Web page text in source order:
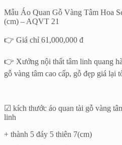
Mẫu Áo Quan Gỗ Vàng Tâm Hoa
(cm) – AQVT 21
👉 Giá chỉ 61,000,000 đ
👉 Xưởng nội thất tâm linh quang
gỗ vàng tâm cao cấp, gỗ đẹp giá lại
☑ kích thước áo quan tài gỗ vàng
linh
+ thành 5 đáy 5 thiên 7(cm)